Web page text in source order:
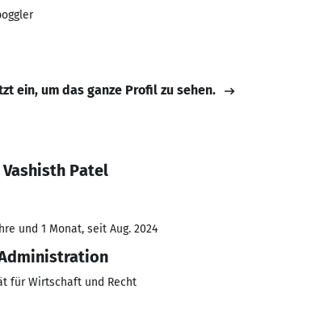
ein, um das ganze Profil zu sehen.
Patel
und 1 Monat, seit Aug. 2024
für Wirtschaft und Recht